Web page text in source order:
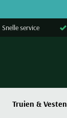
Snelle service
Truien & Vesten